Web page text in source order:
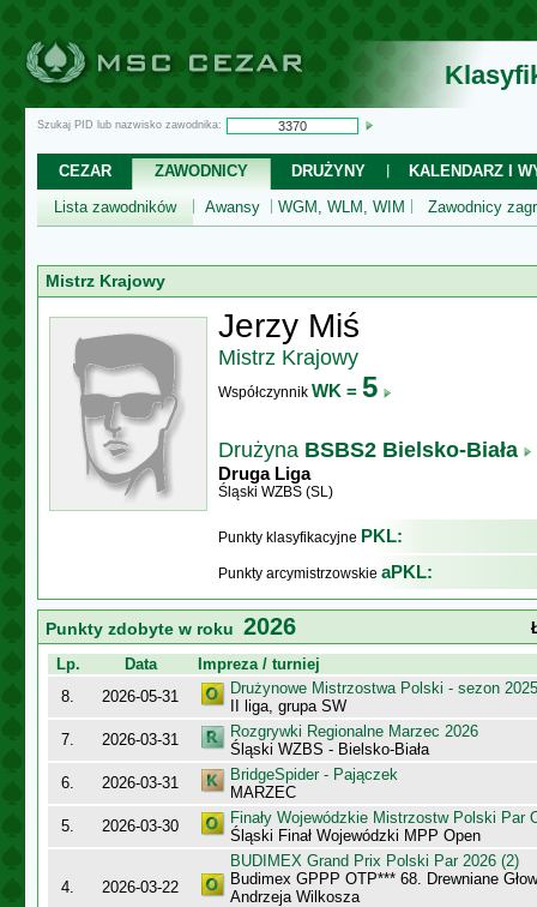
Szukaj PID lub nazwisko zawodnika:
CEZAR ZAWODNICY DRUŻYNY
KALENDARZ I
Lista zawodników
Awansy WGM, WLM, WIM Zawodnicy
Mistrz Krajowy
Jerzy Miś
Mistrz Krajowy
Współczynnik WK = 5
Drużyna BSBS2 Bielsko-Biała
Druga Liga
Śląski WZBS (SL)
Punkty klasyfikacyjne PKL:
Punkty arcymistrzowskie aPKL:
Punkty zdobyte w roku 2026
Lp.
Data
Impreza / turniej
8.
2026-05-31
Drużynowe Mistrzostwa Polski - sezon
II liga, grupa SW
7.
2026-03-31
Rozgrywki Regionalne Marzec 2026
Śląski WZBS - Bielsko-Biała
6.
2026-03-31
BridgeSpider - Pajączek
MARZEC
5.
2026-03-30
Finały Wojewódzkie Mistrzostw Polski Par
Śląski Finał Wojewódzki MPP Open
4. 2026-03-22
BUDIMEX Grand Prix Polski Par 2026 (2)
Budimex GPPP OTP*** 68. Drewniane
Andrzeja Wilkosza